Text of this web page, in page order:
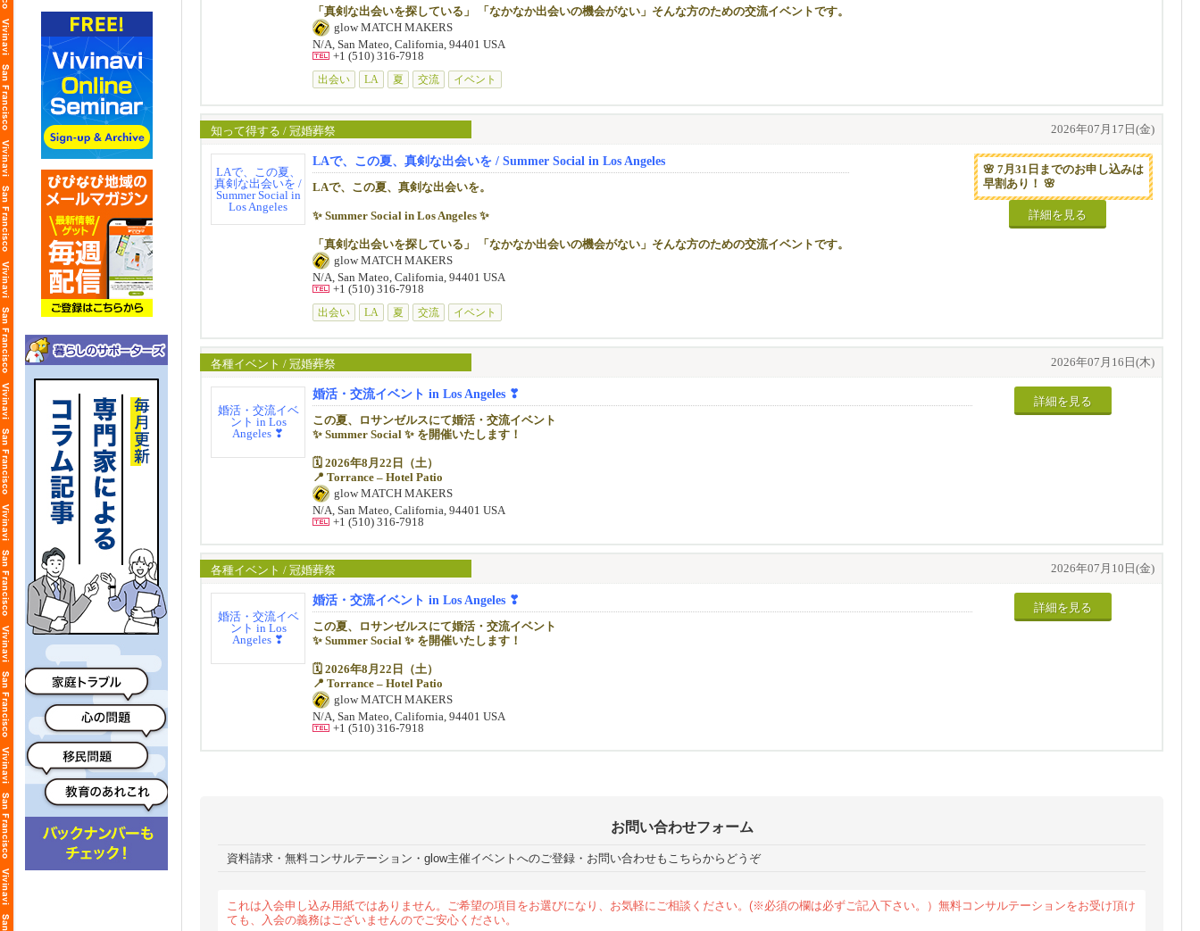
【遠方からご参加の皆さまへ】
ロサンゼルスへのご参加をご検討の方へ、特別な宿泊プランをご用意しております。
治安の良いエリアにある会場ホテルを、特別割引にてご利用いただけます。
「初めてのロサンゼルスで不安…」という方も安心してご参加いただけます。
※宿泊プランの詳細は、ご希望の方へ個別にご案内いたします。
≪プロフィール≫
大橋美代子 (弊社マッチメーカー兼マネジャー)
国際マッチメーカーとして20年以上の経験を持ち、在米歴も長く、アメリカ生活のベテランであるだけでなく、
国際結婚のエキスパートでもあります。
細やかなケアで、これ迄たくさんの異文化カップルを誕生させてきました。
お相手を真剣に見つけたい皆様、是非私にご相談ください。お待ちしています。
まずは下記「メッセージを送る」または弊社ウェブサイトよりお気軽にお問合せください♪
第2部：4:00 PM – 6:00 PM
Men: 45歳以下 / Women: 39歳以下
※より良い出会いの機会をご提供するため、当日の参加人数や男女比に応じて、進行内容を一部調整させていただく場合がござ
います。あらかじめご了承ください。
お早めのお申し込みがお得です✨
• ✅ Early Bird：$125（6月30日まで）
• ✅ Late：$175（8月1日以降）
【ドレスコード】
女性：サマードレスなどの女性らしいデートスタイルがお勧めです
【スピードデート形式について】
「初めての方と何を話せばいいかわからない…」という方もご安心ください。
• 全員の異性と1対1で必ず会話できる
• 短時間ごとに席を移動しながら交流
特に、
「特定の人としか話せない」
といった不安を感じやすい方にも、安心してご参加いただけます。
リラックスした雰囲気の中で、自然に会話をお楽しみいただけす。
ロサンゼルスへのご参加をご検討の方へ、特別な宿泊プランをご用意しております。
治安の良いエリアにある会場ホテルを、特別割引にてご利用いただけます。
「初めてのロサンゼルスで不安…」という方も安心してご参加いただけます。
※宿泊プランの詳細は、ご希望の方へ個別にご案内いたします。
皆様のご参加お待ちしております！
≪プロフィール≫
大橋美代子 (弊社マッチメーカー兼マネジャー)
国際マッチメーカーとして20年以上の経験を持ち、在米歴も長く、アメリカ生活のベテランであるだけでなく、
国際結婚のエキスパートでもあります。
細やかなケアで、これ迄たくさんの異文化カップルを誕生させてきました。
お相手を真剣に見つけたい皆様、是非私にご相談ください。お待ちしています。
「真剣な出会いを探している」 「なかなか出会いの機会がない」そんな方のための交流イベントです。
📅 2026年8月22日（土） 📍 Torrance市内のHotel Patio
✅ 全員と1対1でお話しできる
（マッチメーカーがサポートいたしますので、お一人でも安心してご参加いただけます）
✅ リラックスしたフレンドリーな雰囲気
新しいご縁が生まれる特別な夏の午後を一緒に過ごしませんか？
🌸 7月31日までのお申し込みは早割あり！ 🌸 定員制のため、お申し込みはお早めに。
【お問い合わせ・お申し込み】
📧 info@glowjp.com
📱 510-316-7918（Text可）
glowマッチメーカー
glow MATCH MAKERS
N/A, San Mateo, California, 94401 USA
+1 (510) 316-7918
出会い LA 夏 交流 イベント
知って得する / 冠婚葬祭 2026年07月17日(金)
LAで、この夏、真剣な出会いを / Summer Social in Los Angeles
LAで、この夏、真剣な出会いを。
✨ Summer Social in Los Angeles ✨
「真剣な出会いを探している」 「なかなか出会いの機会がない」そんな方のための交流イベントです。
📅 2026年8月22日（土） 📍 Torrance市内のHotel Patio
✅ 全員と1対1でお話しできる
（マッチメーカーがサポートいたしますので、お一人でも安心してご参加いただけます）
✅ リラックスしたフレンドリーな雰囲気
新しいご縁が生まれる特別な夏の午後を一緒に過ごしませんか？
🌸 7月31日までのお申し込みは早割あり！ 🌸 定員制のため、お申し込みはお早めに。
【お問い合わせ・お申し込み】
📧 info@glowjp.com
📱 510-316-7918（Text可）
glowマッチメーカー
glow MATCH MAKERS
N/A, San Mateo, California, 94401 USA
+1 (510) 316-7918
出会い LA 夏 交流 イベント
🌸 7月31日までのお申し込みは
早割あり！ 🌸
詳細を見る
各種イベント / 冠婚葬祭 2026年07月16日(木)
婚活・交流イベント in Los Angeles ❣
この夏、ロサンゼルスにて婚活・交流イベント
✨ Summer Social ✨ を開催いたします！
🗓️ 2026年8月22日（土）
📍 Torrance – Hotel Patio
夏の午後、開放感あふれる心地よい空間で、
自然と会話が広がるカジュアルな交流イベントです☀️
初参加の方も大歓迎！
新しいご縁が生まれる、特別な夏のひとときを一緒に過ごしませんか？
【Time & Age Groups】
第1部：1:00 PM – 3:00 PM
Men: 46歳以上 / Women: 40歳以上
第2部：4:00 PM – 6:00 PM
Men: 45歳以下 / Women: 39歳以下
※より良い出会いの機会をご提供するため、当日の参加人数や男女比に応じて、進行内容を一部調整させていただく場合がござ
【ドレスコード】
※Tシャツやジーンズはご遠慮ください。
glow MATCH MAKERS
N/A, San Mateo, California, 94401 USA
+1 (510) 316-7918
詳細を見る
各種イベント / 冠婚葬祭 2026年07月10日(金)
婚活・交流イベント in Los Angeles ❣
この夏、ロサンゼルスにて婚活・交流イベント
✨ Summer Social ✨ を開催いたします！
🗓️ 2026年8月22日（土）
📍 Torrance – Hotel Patio
夏の午後、開放感あふれる心地よい空間で、
自然と会話が広がるカジュアルな交流イベントです☀️
第1部：1:00 PM – 3:00 PM
Men: 46歳以上 / Women: 40歳以上
第2部：4:00 PM – 6:00 PM
Men: 45歳以下 / Women: 39歳以下
glow MATCH MAKERS
N/A, San Mateo, California, 94401 USA
+1 (510) 316-7918
詳細を見る
お問い合わせフォーム
資料請求・無料コンサルテーション・glow主催イベントへのご登録・お問い合わせもこちらからどうぞ
これは入会申し込み用紙ではありません。ご希望の項目をお選びになり、お気軽にご相談ください。(※必須の欄は必ずご記入下さい。）無料コンサルテーションをお受け頂け
ても、入会の義務はございませんのでご安心ください。